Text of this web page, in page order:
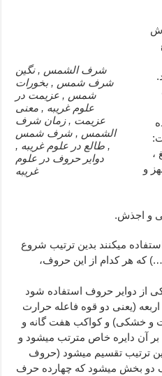
انرژی بدن و قدرت بازو
بلا – دعای ایمنی از سوختن
شرف الشمس , نگین
شرف شمس , بخورات
شمس , عزیمت در
علوم غریبه , معنی
عزیمت , زمان شرف
الشمس , شرف شمس
, طالع در علوم غریبه ,
دوایر حروف در علوم
غریبه
،
و
و اجذش.
میکنند بدین ترتیب شروع
که هر کدام از این حروف،
از دوایر حروف استفاده شود
(یعنی دو قوه فاعله حرارت
و خشکی) و کواکب هفت گانه و
بر آن دایره خاص مترتب میشود و
ترتیب تقسیم میشود (حروف
دو بخش میشود که چهارده حرف